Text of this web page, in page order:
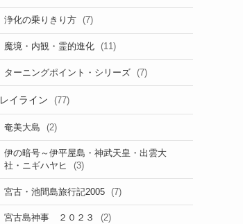
浄化の乗りきり方 (7)
魔境・内観・霊的進化 (11)
ターニングポイント・シリーズ (7)
レイライン (77)
奄美大島 (2)
伊の暗号～伊平屋島・神武天皇・出雲大
社・ニギハヤヒ
(3)
宮古・池間島旅行記2005 (7)
宮古島神事 ２０２３ (2)